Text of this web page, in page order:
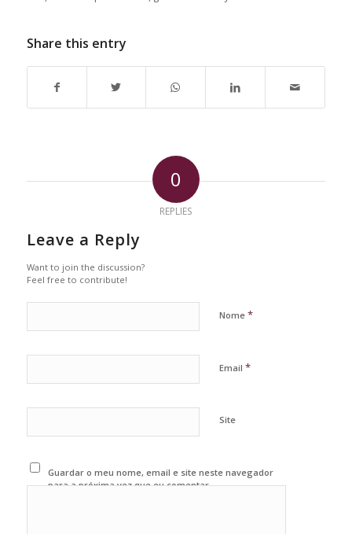
Share this entry
0
REPLIES
Leave a Reply
Want to join the discussion?
Feel free to contribute!
Nome *
Email *
Site
Guardar o meu nome, email e site neste navegador
para a próxima vez que eu comentar.